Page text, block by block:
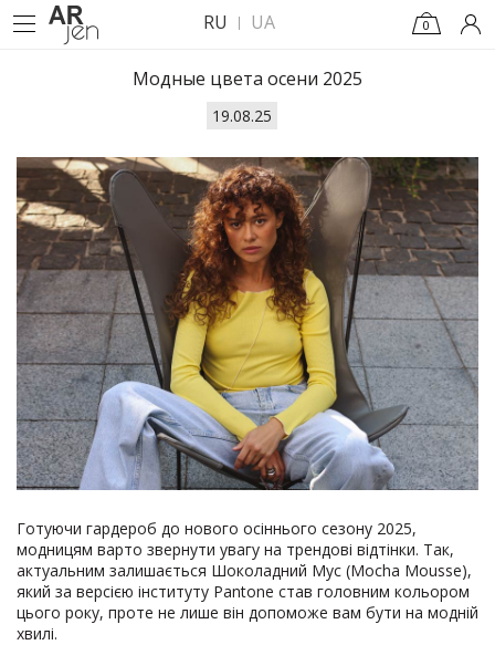
RU UA 0
Модные цвета осени 2025
19.08.25
Готуючи гардероб до нового осіннього сезону 2025,
модницям варто звернути увагу на трендові відтінки. Так,
актуальним залишається Шоколадний Мус (Mocha Mousse),
який за версією інституту Pantone став головним кольором
цього року, проте не лише він допоможе вам бути на модній
хвилі.